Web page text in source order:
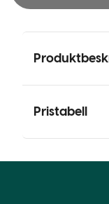
Pristabell